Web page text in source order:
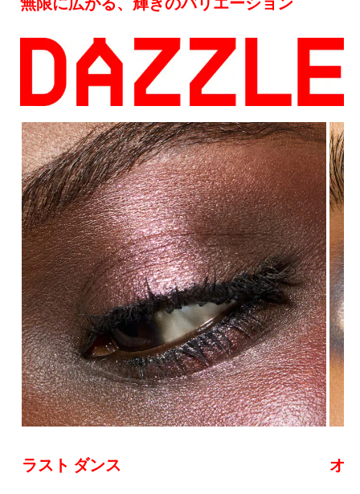
無限に広がる、輝きのバリエーション
ラスト ダンス オ